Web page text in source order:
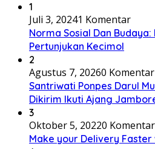
1
Juli 3, 20241 Komentar
Norma Sosial Dan
Pertunjukan Kecimol
2
Agustus 7, 20260 Komentar
Santriwati Ponpes Darul
Dikirim Ikuti Ajang
3
Oktober 5, 20220 Komentar
Make your Delivery